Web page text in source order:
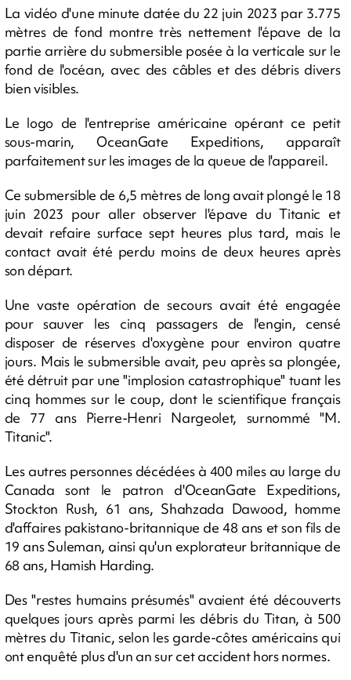
La vidéo d'une minute datée du 22 juin 2023 par 3.775
mètres de fond montre très nettement l'épave de la
partie arrière du submersible posée à la verticale sur le
fond de l'océan, avec des câbles et des débris divers
bien visibles.
Le logo de l'entreprise américaine opérant ce petit
sous-marin, OceanGate Expeditions, apparaît
parfaitement sur les images de la queue de l'appareil.
Ce submersible de 6,5 mètres de long avait plongé le 18
juin 2023 pour aller observer l'épave du Titanic et
devait refaire surface sept heures plus tard, mais le
contact avait été perdu moins de deux heures après
son départ.
Une vaste opération de secours avait été engagée
pour sauver les cinq passagers de l'engin, censé
disposer de réserves d'oxygène pour environ quatre
jours. Mais le submersible avait, peu après sa plongée,
été détruit par une "implosion catastrophique" tuant les
cinq hommes sur le coup, dont le scientifique français
de 77 ans Pierre-Henri Nargeolet, surnommé "M.
Titanic".
Les autres personnes décédées à 400 miles au large du
Canada sont le patron d'OceanGate Expeditions,
Stockton Rush, 61 ans, Shahzada Dawood, homme
d'affaires pakistano-britannique de 48 ans et son fils de
19 ans Suleman, ainsi qu'un explorateur britannique de
68 ans, Hamish Harding.
Des "restes humains présumés" avaient été découverts
quelques jours après parmi les débris du Titan, à 500
mètres du Titanic, selon les garde-côtes américains qui
ont enquêté plus d'un an sur cet accident hors normes.